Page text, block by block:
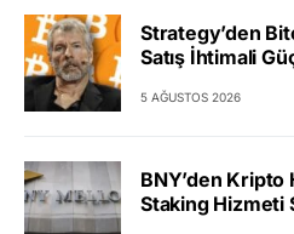
Strategy’den
Satış İhtimali
5 AĞUSTOS 2026
BNY’den Kripto
Staking Hizmeti